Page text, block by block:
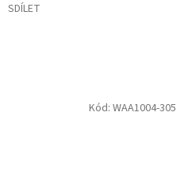
SDÍLET
Kód: WAA1004-305